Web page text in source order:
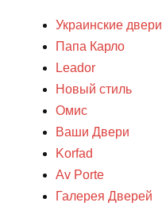
Украинские двери
Папа Карло
Leador
Новый стиль
Омис
Ваши Двери
Korfad
Av Porte
Галерея Дверей